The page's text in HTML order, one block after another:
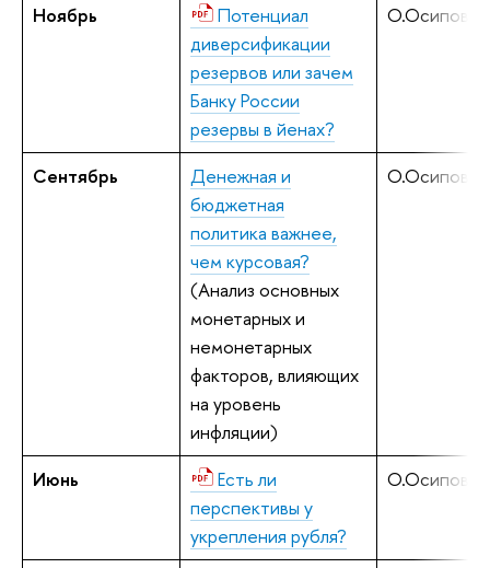
Ноябрь
Потенциал
диверсификации
резервов или зачем
Банку России
резервы в йенах?
О.Осипова
Сентябрь
Денежная и
бюджетная
политика важнее,
чем курсовая?
(Анализ основных
монетарных и
немонетарных
факторов, влияющих
на уровень
инфляции)
О.Осипова
Июнь
Есть ли
перспективы у
укрепления рубля?
О.Осипова